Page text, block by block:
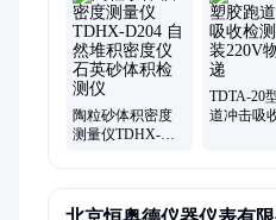
渗透仪、人造板落球冲击试验仪
原料易磨性球磨机、冻土冻结温
室法甲醛试验箱、砂基透水砖透
陶粒砂体积密度
测量仪TDHX-
TDTA-20
道冲击吸